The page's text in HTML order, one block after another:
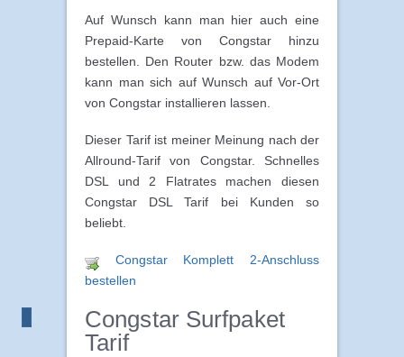
Auf Wunsch kann man hier auch eine
Prepaid-Karte von Congstar hinzu
bestellen. Den Router bzw. das Modem
kann man sich auf Wunsch auf Vor-Ort
von Congstar installieren lassen.
Dieser Tarif ist meiner Meinung nach der
Allround-Tarif von Congstar. Schnelles
DSL und 2 Flatrates machen diesen
Congstar DSL Tarif bei Kunden so
beliebt.
Congstar Komplett 2-Anschluss
bestellen
Congstar Surfpaket
Tarif